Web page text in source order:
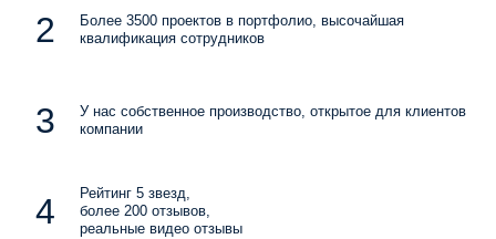
Более 3500 проектов в портфолио, высочайшая
квалификация сотрудников
У нас собственное производство, открытое для клиентов
компании
Рейтинг 5 звезд,
более 200 отзывов,
реальные видео отзывы